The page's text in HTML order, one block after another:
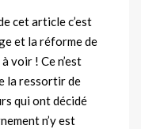
cet article c’est
et la réforme de
voir ! Ce n’est
la ressortir de
qui ont décidé
n’y est